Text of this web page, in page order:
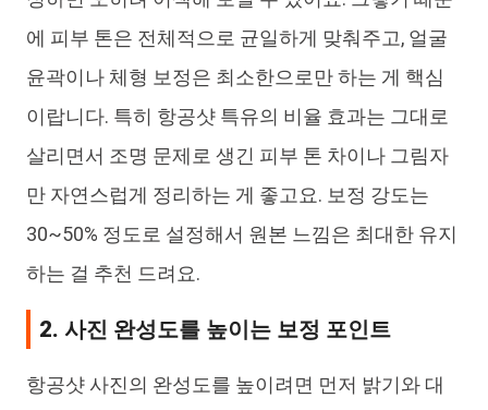
에 피부 톤은 전체적으로 균일하게 맞춰주고, 얼굴
윤곽이나 체형 보정은 최소한으로만 하는 게 핵심
이랍니다. 특히 항공샷 특유의 비율 효과는 그대로
살리면서 조명 문제로 생긴 피부 톤 차이나 그림자
만 자연스럽게 정리하는 게 좋고요. 보정 강도는
30~50% 정도로 설정해서 원본 느낌은 최대한 유지
하는 걸 추천 드려요.
2. 사진 완성도를 높이는 보정 포인트
항공샷 사진의 완성도를 높이려면 먼저 밝기와 대